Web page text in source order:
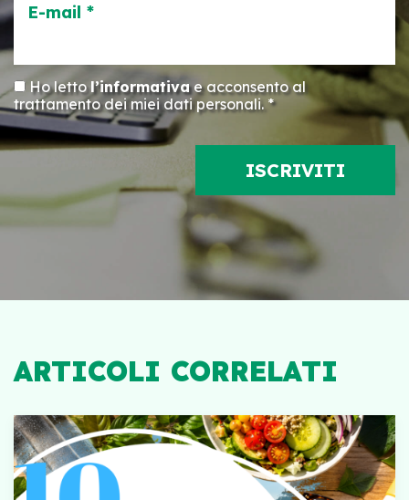
E-mail *
Ho lettol’informativae acconsento al
trattamento dei miei dati personali. *
ARTICOLI CORRELATI